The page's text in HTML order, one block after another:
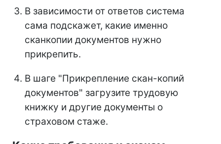
В зависимости от ответов система
сама подскажет, какие именно
сканкопии документов нужно
прикрепить.
В шаге "Прикрепление скан-копий
документов" загрузите трудовую
книжку и другие документы о
страховом стаже.